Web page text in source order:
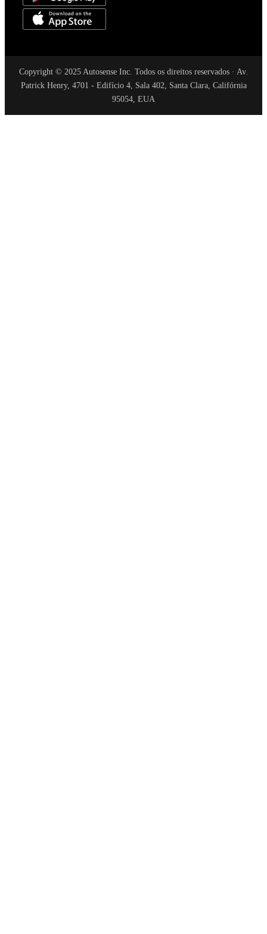
Copyright © 2025 Autosense Inc. Todos os direitos reservados · Av.
Patrick Henry, 4701 - Edifício 4, Sala 402, Santa Clara, Califórnia
95054, EUA